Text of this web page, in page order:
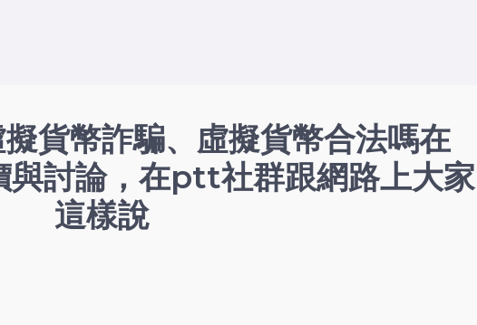
貨幣詐騙、虛擬貨幣合法嗎在
討論，在ptt社群跟網路上大家
這樣說